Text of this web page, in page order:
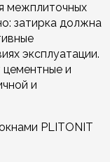
межплиточных
затирка должна
эксплуатации.
цементные и
и
PLITONIT